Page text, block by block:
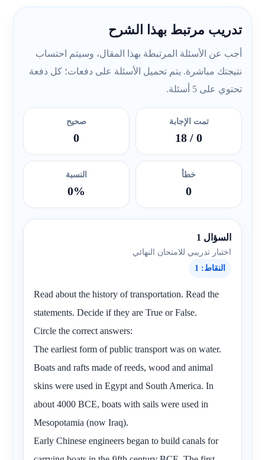
تدريب مرتبط بهذا الشرح
أجب عن الأسئلة المرتبطة بهذا المقال، وسيتم احتساب
نتيجتك مباشرة. يتم تحميل الأسئلة على دفعات؛ كل دفعة
تحتوي على 5 أسئلة.
تمت الإجابة
0
/ 18
صحيح
0
خطأ
0
النسبة
0%
السؤال 1
اختبار تدريبي للامتحان النهائي
النقاط: 1
Read about the history of transportation. Read the
statements. Decide if they are True or False.
Circle the correct answers:
The earliest form of public transport was on water.
Boats and rafts made of reeds, wood and animal
skins were used in Egypt and South America. In
about 4000 BCE, boats with sails were used in
Mesopotamia (now Iraq).
Early Chinese engineers began to build canals for